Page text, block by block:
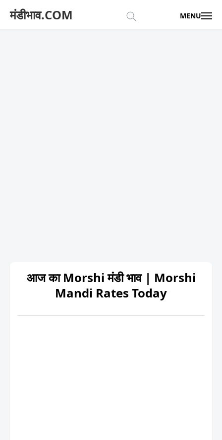
मंडीभाव.COM MENU
आज का Morshi मंडी भाव | Morshi
Mandi Rates Today